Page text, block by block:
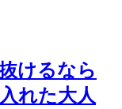
けるなら
れた大人